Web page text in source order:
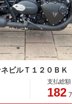
ビルＴ１２０ＢＫ
支払総額
182